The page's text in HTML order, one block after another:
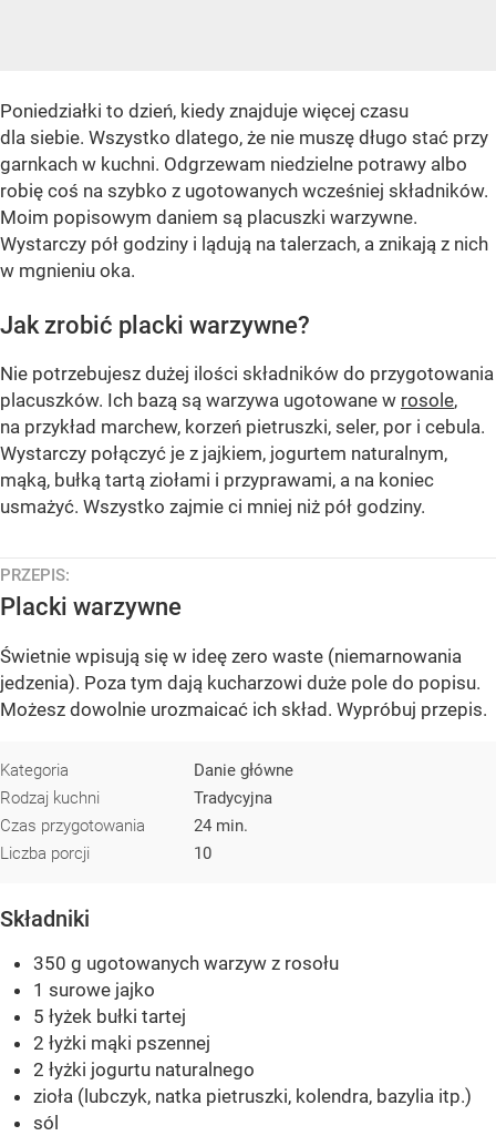
Poniedziałki to dzień, kiedy znajduje więcej czasu
dla siebie. Wszystko dlatego, że nie muszę długo stać przy
garnkach w kuchni. Odgrzewam niedzielne potrawy albo
robię coś na szybko z ugotowanych wcześniej składników.
Moim popisowym daniem są placuszki warzywne.
Wystarczy pół godziny i lądują na talerzach, a znikają z nich
w mgnieniu oka.
Jak zrobić placki warzywne?
Nie potrzebujesz dużej ilości składników do przygotowania
placuszków. Ich bazą są warzywa ugotowane w rosole,
na przykład marchew, korzeń pietruszki, seler, por i cebula.
Wystarczy połączyć je z jajkiem, jogurtem naturalnym,
mąką, bułką tartą ziołami i przyprawami, a na koniec
usmażyć. Wszystko zajmie ci mniej niż pół godziny.
PRZEPIS:
Placki warzywne
Świetnie wpisują się w ideę zero waste (niemarnowania
jedzenia). Poza tym dają kucharzowi duże pole do popisu.
Możesz dowolnie urozmaicać ich skład. Wypróbuj przepis.
Kategoria
Danie główne
Rodzaj kuchni
Tradycyjna
Czas przygotowania
24 min.
Liczba porcji
10
Składniki
350 g ugotowanych warzyw z rosołu
1 surowe jajko
5 łyżek bułki tartej
2 łyżki mąki pszennej
2 łyżki jogurtu naturalnego
zioła (lubczyk, natka pietruszki, kolendra, bazylia itp.)
sól